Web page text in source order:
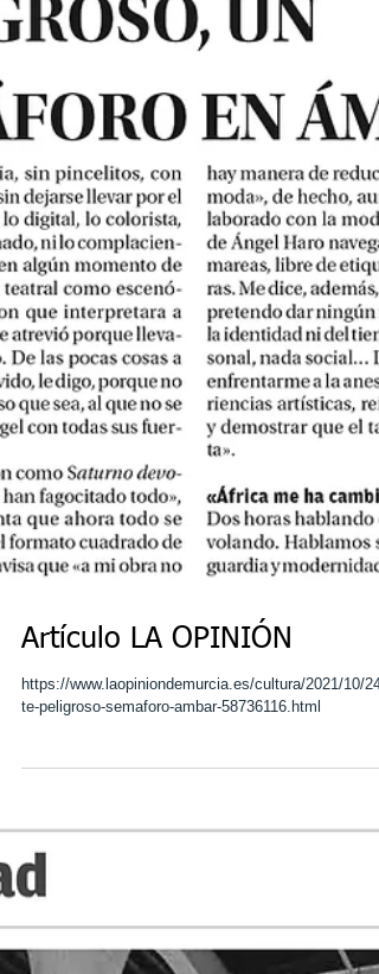
Artículo LA OPINIÓN
https://www.laopiniondemurcia.es/cultura/2021/10/
te-peligroso-semaforo-ambar-58736116.html